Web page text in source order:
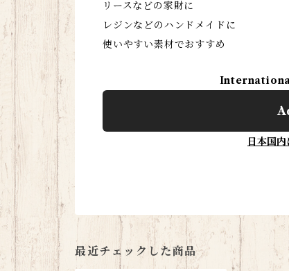
リースなどの家財に
レジンなどのハンドメイドに
使いやすい素材でおすすめ
日本国
最近チェックした商品